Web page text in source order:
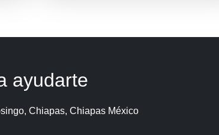
ayudarte
Chiapas, Chiapas México